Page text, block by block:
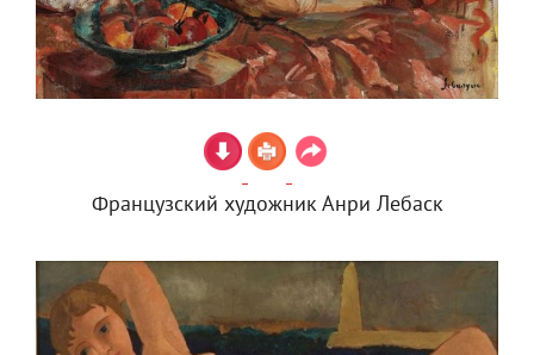
Французский художник Анри Лебаск